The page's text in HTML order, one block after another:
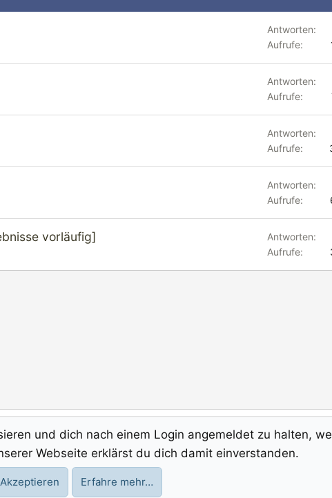
Antworten
Aufrufe
p
Antworten
Aufrufe
Antworten
Aufrufe
Antworten
Aufrufe
vorläufig] Antworten
Aufrufe
und dich nach einem Login angemeldet zu halten,
Webseite erklärst du dich damit einverstanden.
Akzeptieren Erfahre mehr…